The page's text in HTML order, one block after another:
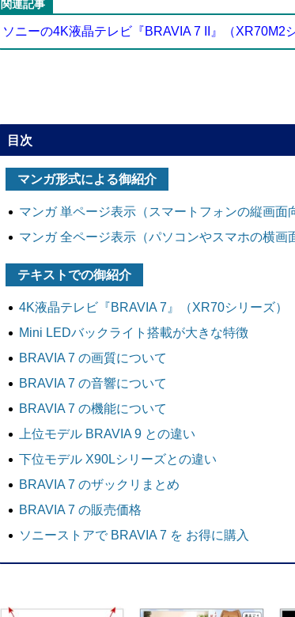
関連記事
ソニーの4K液晶テレビ『BRAVIA 7 II』（XR70M2
目次
マンガ形式による御紹介
マンガ 単ページ表示 （スマートフォンの縦画面
マンガ 全ページ表示 （パソコンやスマホの横画
テキストでの御紹介
4K液晶テレビ『BRAVIA 7』（XR70シリーズ）
Mini LEDバックライト搭載が大きな特徴
BRAVIA 7 の画質について
BRAVIA 7 の音響について
BRAVIA 7 の機能について
上位モデル BRAVIA 9 との違い
下位モデル X90Lシリーズとの違い
BRAVIA 7 のザックリまとめ
BRAVIA 7 の販売価格
ソニーストアで BRAVIA 7 を お得に購入